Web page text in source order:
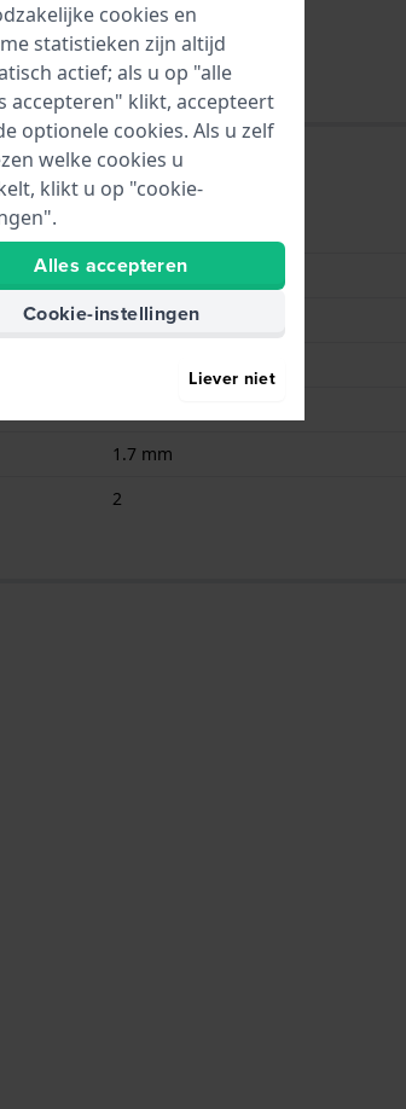
366 / SR1116SW
1.55
1.7 mm
2
cookies en
statistieken zijn altijd
actief; als u op "alle
accepteren" klikt, accepteert
optionele cookies. Als u zelf
welke cookies u
klikt u op "cookie-
Alles accepteren
Cookie-instellingen
Liever niet